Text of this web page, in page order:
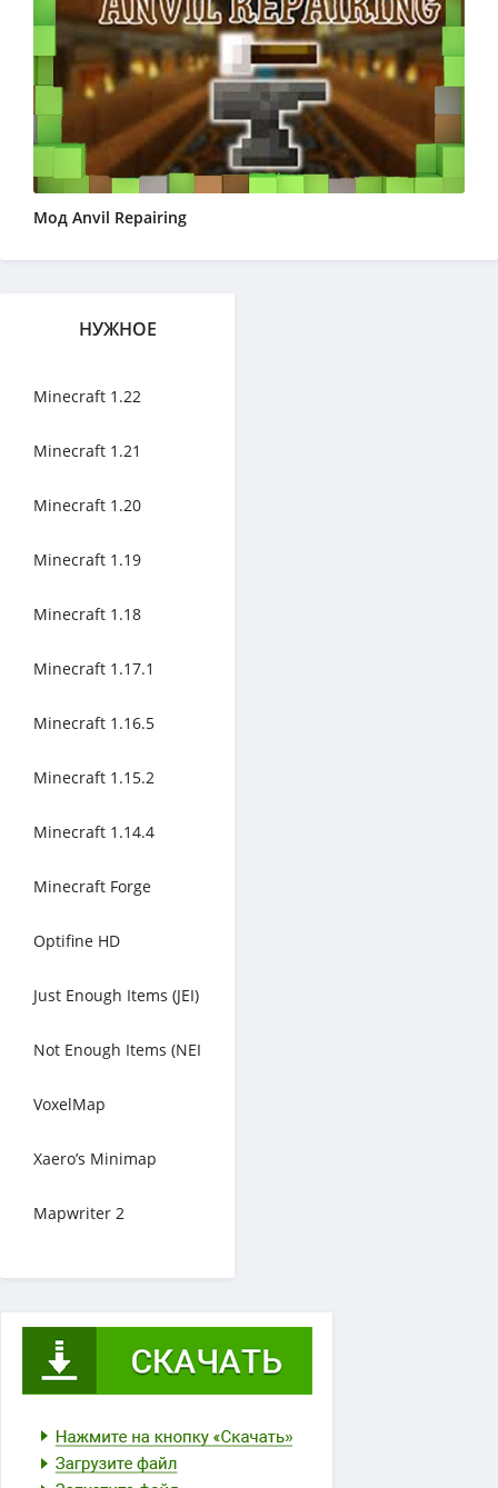
Мод Anvil Repairing
НУЖНОЕ
Minecraft 1.22
Minecraft 1.21
Minecraft 1.20
Minecraft 1.19
Minecraft 1.18
Minecraft 1.17.1
Minecraft 1.16.5
Minecraft 1.15.2
Minecraft 1.14.4
Minecraft Forge
Optifine HD
Just Enough Items (JEI)
Not Enough Items (NEI
VoxelMap
Xaero’s Minimap
Mapwriter 2